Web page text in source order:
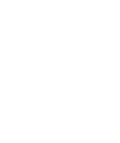
如果您关闭拆分优化，订单